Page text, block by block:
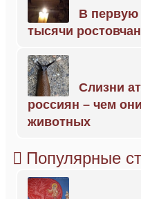
В первую
тысячи
Слизни
россиян – чем
животных
Популярные